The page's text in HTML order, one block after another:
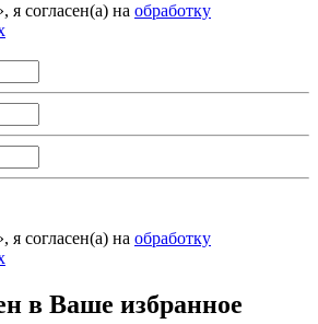
я согласен(а) на обработку
я согласен(а) на обработку
в Ваше избранное